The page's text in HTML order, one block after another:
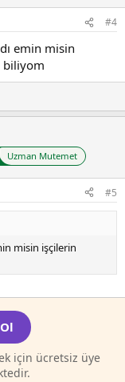
#4
emin misin
biliyom
Uzman Mutemet
#5
misin işçilerin
için ücretsiz üye